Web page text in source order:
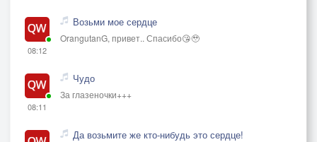
08:12
Возьми мое сердце
OrangutanG, привет.. Спасибо😘🥹
08:11
Чудо
За глазеночки+++
Да возьмите же кто-нибудь это сердце!